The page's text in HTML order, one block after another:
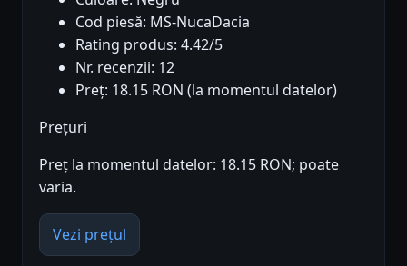
Cod piesă: MS-NucaDacia
Rating produs: 4.42/5
Nr. recenzii: 12
Preț: 18.15 RON (la momentul datelor)
Prețuri
Preț la momentul datelor: 18.15 RON; poate
varia.
Vezi prețul